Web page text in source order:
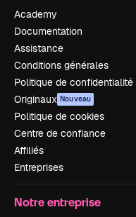
Academy
Documentation
Assistance
Conditions générales
Politique de confidentialité
Originaux Nouveau
Politique de cookies
Centre de confiance
Affiliés
Entreprises
Notre entreprise